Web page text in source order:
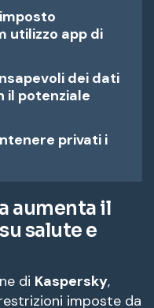
utilizzo app di
dei dati
il potenziale
privati i
aumenta il
salute e
di Kaspersky,
imposte da